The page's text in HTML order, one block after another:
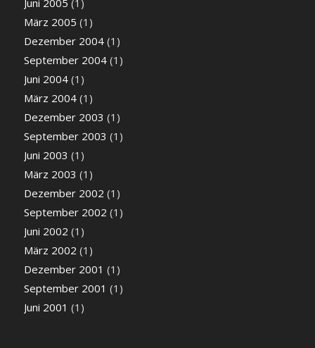
März 2005 (1)
Dezember 2004(1)
September 2004(1)
Juni 2004(1)
März 2004(1)
Dezember 2003 (1)
September 2003 (1)
Juni 2003 (1)
März 2003 (1)
Dezember 2002 (1)
September 2002 (1)
Juni 2002 (1)
März 2002 (1)
Dezember 2001 (1)
September 2001 (1)
Juni 2001 (1)